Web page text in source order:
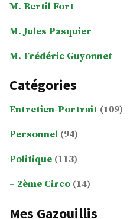
M. Bertil Fort
M. Jules Pasquier
M. Frédéric Guyonnet
Catégories
Entretien-Portrait (109)
Personnel (94)
Politique (113)
2ème Circo (14)
Mes Gazouillis